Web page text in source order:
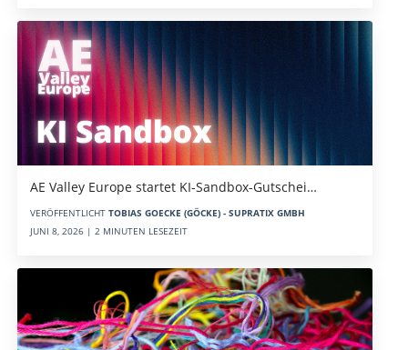
AE Valley Europe startet KI-Sandbox-Gutschei…
VERÖFFENTLICHT TOBIAS GOECKE (GÖCKE) - SUPRATIX GMBH
JUNI 8, 2026 | 2 MINUTEN LESEZEIT